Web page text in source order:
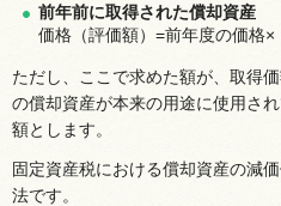
前年前に取得された償却資産
価格（評価額）=前年度の価格×
ただし、ここで求めた額が、取得
の償却資産が本来の用途に使用さ
額とします。
固定資産税における償却資産の減
法です。